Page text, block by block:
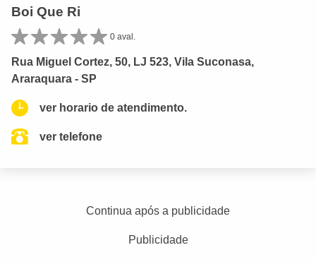
Boi Que Ri
0 aval.
Rua Miguel Cortez, 50, LJ 523, Vila Suconasa,
Araraquara - SP
ver horario de atendimento.
ver telefone
Continua após a publicidade
Publicidade